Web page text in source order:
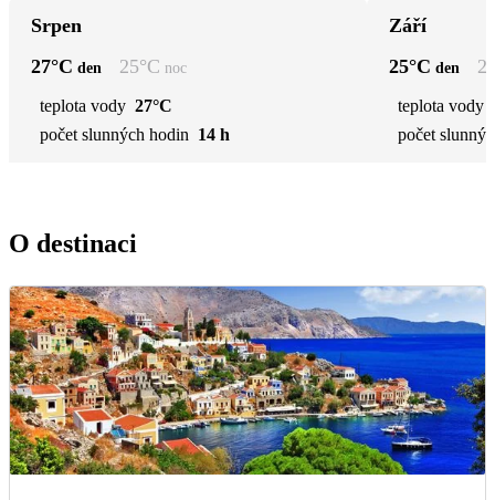
Srpen
27°C den 25°C noc
teplota vody 27°C
počet slunných hodin 14 h
Září
25°C den
teplota vody
počet
O destinaci